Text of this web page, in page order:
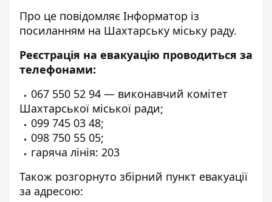
Про це повідомляє Інформатор із
посиланням на Шахтарську міську раду.
Реєстрація на евакуацію проводиться за
телефонами:
067 550 52 94 — виконавчий комітет
Шахтарської міської ради;
099 745 03 48;
098 750 55 05;
гаряча лінія: 203
Також розгорнуто збірний пункт евакуації
за адресою: